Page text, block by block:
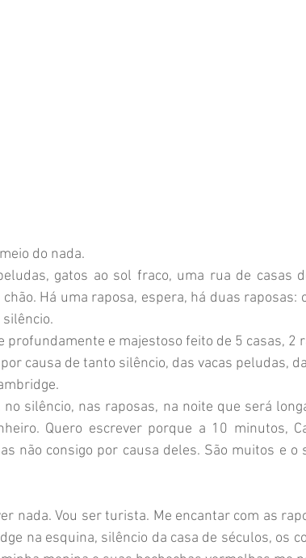
do nada.
gatos ao sol fraco, uma rua de casas
Há uma raposa, espera, há duas raposas:
profundamente e majestoso feito de 5 casas, 2
causa de tanto silêncio, das vacas peludas,
no silêncio, nas raposas, na noite que será
Quero escrever porque a 10 minutos,
não consigo por causa deles. São muitos e
nada. Vou ser turista. Me encantar com as
na esquina, silêncio da casa de séculos, os